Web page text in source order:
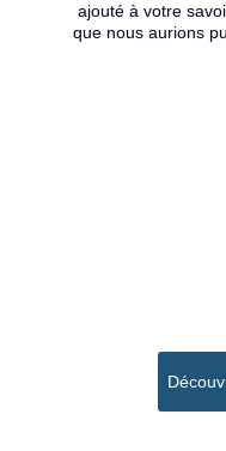
ajouté à votre
que nous aurions